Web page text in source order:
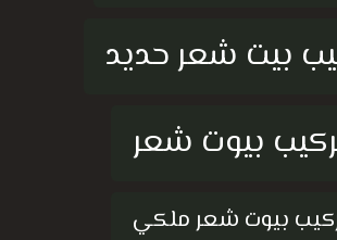
بيت شعر حديد
بيوت شعر
بيوت شعر ملكي